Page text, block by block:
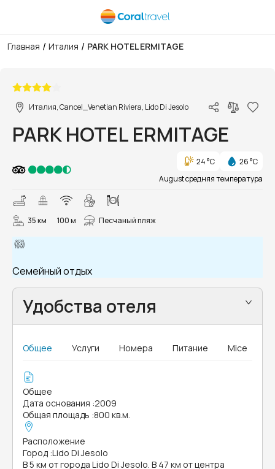
Главная / Италия / PARK HOTEL ERMITAGE
Италия, Cancel_Venetian Riviera, Lido Di Jesolo
PARK HOTEL ERMITAGE
24 °C
26 °C
August средняя температура
35 км 100 м Песчаный пляж
Семейный отдых
Удобства отеля
Общее Услуги Номера Питание Mice
Общее
Дата основания :2009
Общая площадь :800 кв.м.
Расположение
Город :Lido Di Jesolo
В 5 км от города Lido Di Jesolo. В 47 км от центра